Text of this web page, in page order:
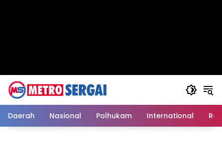
Daerah Nasional Polhukam International